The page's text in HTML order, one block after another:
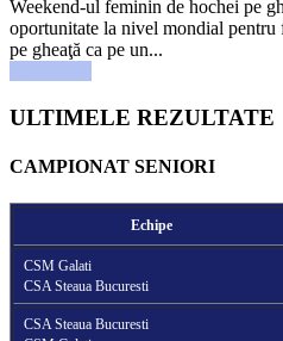
Weekend-ul feminin de hochei pe
oportunitate la nivel mondial pentru
pe gheaţă ca pe un...
ULTIMELE REZULTATE
CAMPIONAT SENIORI
Echipe
CSM Galati
CSA Steaua Bucuresti
CSA Steaua Bucuresti